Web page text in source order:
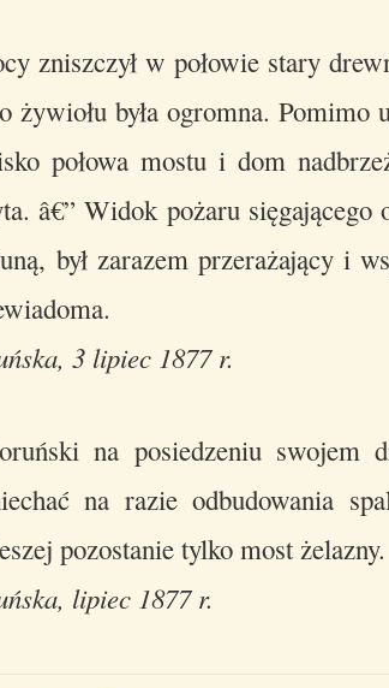
zniszczył w połowie stary
żywiołu była ogromna. Pomimo
połowa mostu i dom
â€” Widok pożaru
był zarazem przerażający i
3 lipiec 1877 r.
na posiedzeniu swojem
na razie odbudowania
pozostanie tylko most żelazny.
lipiec 1877 r.